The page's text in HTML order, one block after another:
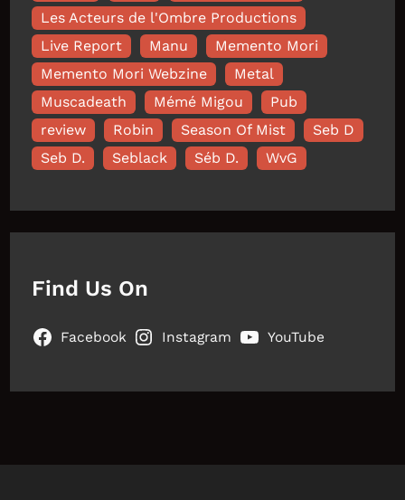
Les Acteurs de l'Ombre Productions
Live Report
Manu
Memento Mori
Memento Mori Webzine
Metal
Muscadeath
Mémé Migou
Pub
review
Robin Season Of Mist
Seb D
Seb D.
Seblack Séb D. WvG
Find Us On
Facebook Instagram YouTube